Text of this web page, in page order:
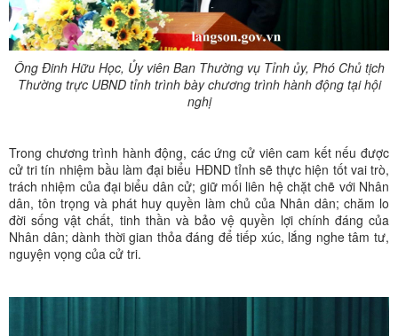
Ông Đinh Hữu Học, Ủy viên Ban Thường vụ Tỉnh ủy, Phó Chủ tịch
Thường trực UBND tỉnh trình bày chương trình hành động tại hội
nghị
Trong chương trình hành động, các ứng cử viên cam kết nếu được
cử tri tín nhiệm bầu làm đại biểu HĐND tỉnh sẽ thực hiện tốt vai trò,
trách nhiệm của đại biểu dân cử; giữ mối liên hệ chặt chẽ với Nhân
dân, tôn trọng và phát huy quyền làm chủ của Nhân dân; chăm lo
đời sống vật chất, tinh thần và bảo vệ quyền lợi chính đáng của
Nhân dân; dành thời gian thỏa đáng để tiếp xúc, lắng nghe tâm tư,
nguyện vọng của cử tri.